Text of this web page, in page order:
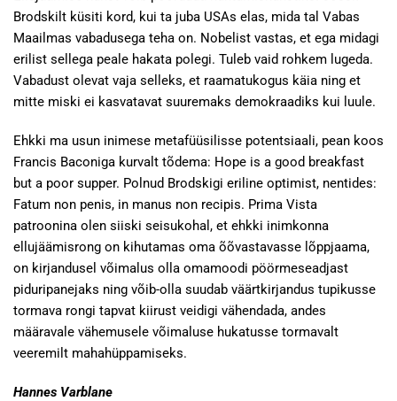
Brodskilt küsiti kord, kui ta juba USAs elas, mida tal Vabas
Maailmas vabadusega teha on. Nobelist vastas, et ega midagi
erilist sellega peale hakata polegi. Tuleb vaid rohkem lugeda.
Vabadust olevat vaja selleks, et raamatukogus käia ning et
mitte miski ei kasvatavat suuremaks demokraadiks kui luule.
Ehkki ma usun inimese metafüüsilisse potentsiaali, pean koos
Francis Baconiga kurvalt tõdema: Hope is a good breakfast
but a poor supper. Polnud Brodskigi eriline optimist, nentides:
Fatum non penis, in manus non recipis. Prima Vista
patroonina olen siiski seisukohal, et ehkki inimkonna
ellujäämisrong on kihutamas oma õõvastavasse lõppjaama,
on kirjandusel võimalus olla omamoodi pöörmeseadjast
piduripanejaks ning võib-olla suudab väärtkirjandus tupikusse
tormava rongi tapvat kiirust veidigi vähendada, andes
määravale vähemusele võimaluse hukatusse tormavalt
veeremilt mahahüppamiseks.
Hannes Varblane